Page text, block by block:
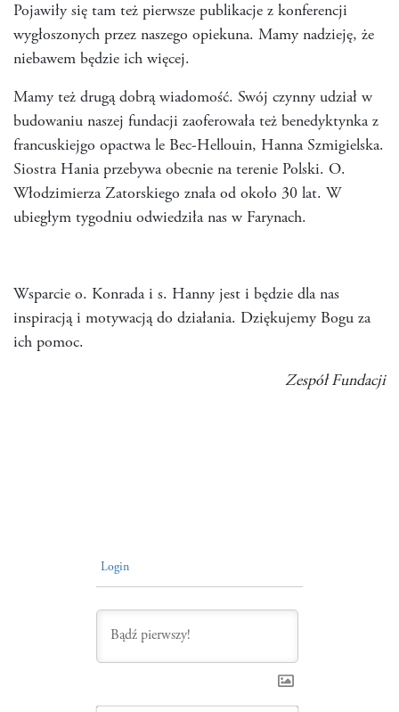
Pojawiły się tam też pierwsze publikacje z konferencji
wygłoszonych przez naszego opiekuna. Mamy nadzieję, że
niebawem będzie ich więcej.
Mamy też drugą dobrą wiadomość. Swój czynny udział w
budowaniu naszej fundacji zaoferowała też benedyktynka z
francuskiejgo opactwa le Bec-Hellouin, Hanna Szmigielska.
Siostra Hania przebywa obecnie na terenie Polski. O.
Włodzimierza Zatorskiego znała od około 30 lat. W
ubiegłym tygodniu odwiedziła nas w Farynach.
Wsparcie o. Konrada i s. Hanny jest i będzie dla nas
inspiracją i motywacją do działania. Dziękujemy Bogu za
ich pomoc.
Zespół Fundacji
Login